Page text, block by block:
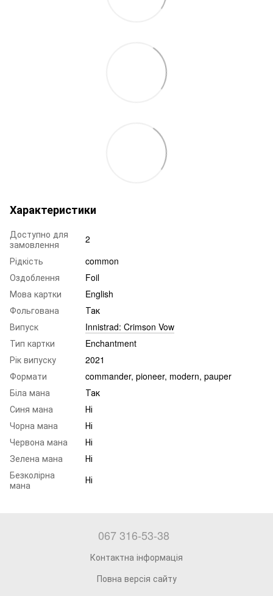
Характеристики
Доступно для
замовлення
2
Рідкість
common
Оздоблення
Foil
Мова картки
English
Фольгована
Так
Випуск
Innistrad: Crimson Vow
Тип картки
Enchantment
Рік випуску
2021
Формати
commander, pioneer, modern, pauper
Біла мана
Так
Синя мана
Ні
Чорна мана
Ні
Червона мана
Ні
Зелена мана
Ні
Безколірна
мана
Ні
067 316-53-38
Контактна інформація
Повна версія сайту